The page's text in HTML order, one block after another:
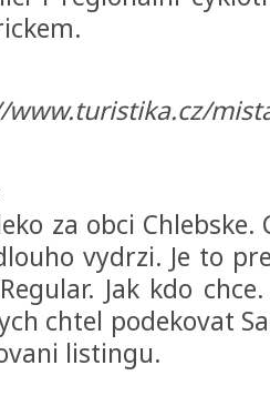
za obci
vydrzi. Je to
Jak kdo
chtel podekovat
listingu.